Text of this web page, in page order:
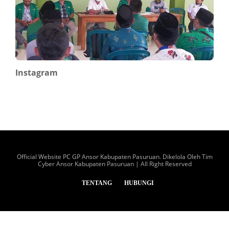
Instagram
Official Website PC GP Ansor Kabupaten Pasuruan. Dikelola Oleh Tim
Cyber Ansor Kabupaten Pasuruan | All Right Reserved
TENTANG HUBUNGI